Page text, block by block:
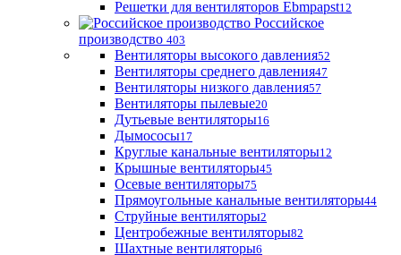
Решетки для вентиляторов Ebmpapst12
Российское
производство 403
Вентиляторы высокого давления52
Вентиляторы среднего давления47
Вентиляторы низкого давления57
Вентиляторы пылевые20
Дутьевые вентиляторы16
Дымососы17
Круглые канальные вентиляторы12
Крышные вентиляторы45
Осевые вентиляторы75
Прямоугольные канальные вентиляторы44
Струйные вентиляторы2
Центробежные вентиляторы82
Шахтные вентиляторы6